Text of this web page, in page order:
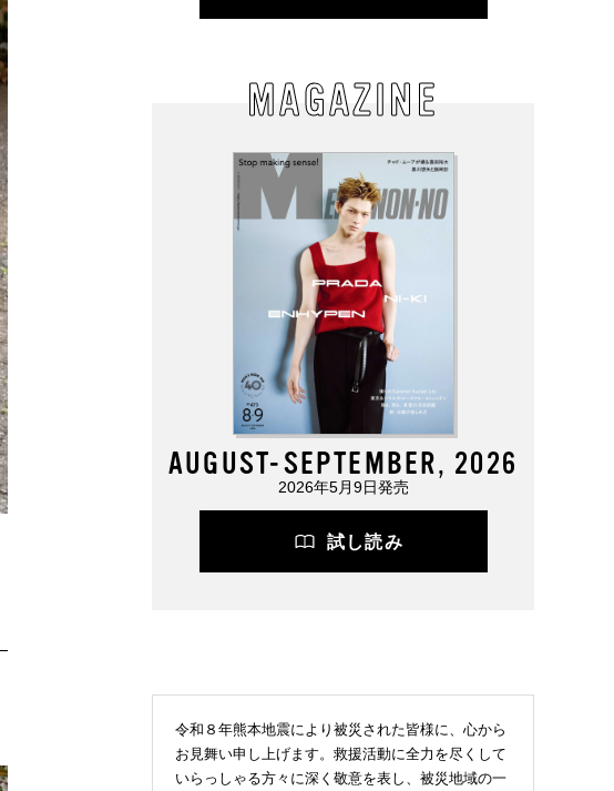
MAGAZINE
AUGUST-SEPTEMBER, 2026
2026年5月9日発売
試し読み
令和８年熊本地震により被災された皆様に、心から
お見舞い申し上げます。救援活動に全力を尽くして
いらっしゃる方々に深く敬意を表し、被災地域の一